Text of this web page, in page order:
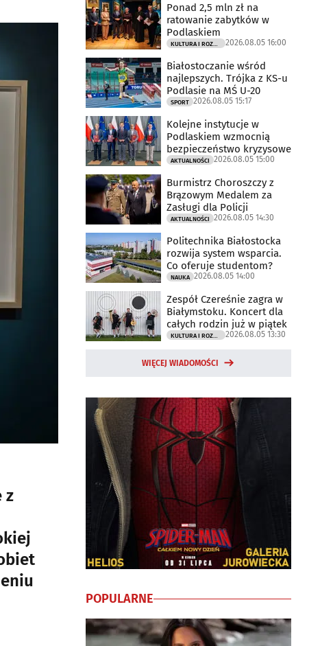
z
Ponad 2,5 mln zł na
ratowanie zabytków w
Podlaskiem
2026.08.05 16:00
Białostoczanie wśród
najlepszych. Trójka z KS-u
Podlasie na MŚ U-20
SPORT 2026.08.05 15:17
Kolejne instytucje w
Podlaskiem wzmocnią
bezpieczeństwo kryzysowe
AKTUALNOŚCI 2026.08.05 15:00
Burmistrz Choroszczy z
Brązowym Medalem za
Zasługi dla Policji
AKTUALNOŚCI 2026.08.05 14:30
Politechnika Białostocka
rozwija system wsparcia.
Co oferuje studentom?
NAUKA 2026.08.05 14:00
Zespół Czereśnie zagra w
Białymstoku. Koncert dla
całych rodzin już w piątek
2026.08.05 13:30
WIĘCEJ WIADOMOŚCI
POPULARNE